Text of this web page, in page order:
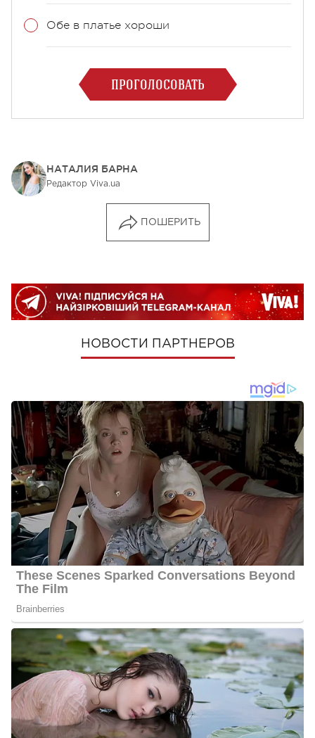
Обе в платье хороши
ПРОГОЛОСОВАТЬ
НАТАЛИЯ БАРНА
Редактор Viva.ua
ПОШЕРИТЬ
НОВОСТИ ПАРТНЕРОВ